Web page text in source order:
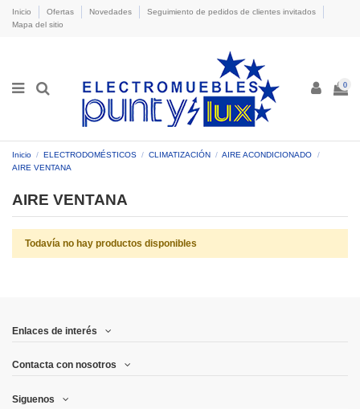
Inicio Ofertas Novedades
Seguimiento de pedidos de clientes invitados
Mapa del sitio
0
Inicio ELECTRODOMÉSTICOS CLIMATIZACIÓN
AIRE ACONDICIONADO
AIRE VENTANA
AIRE VENTANA
Todavía no hay productos disponibles
Enlaces de interés
Contacta con nosotros
Siguenos